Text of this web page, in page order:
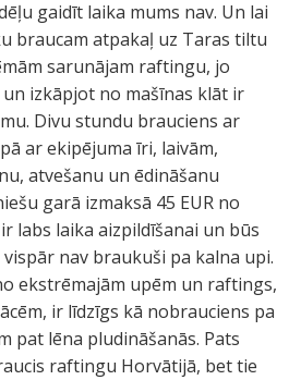
gaidīt laika mums nav. Un lai
braucam atpakaļ uz Taras tiltu
sarunājam raftingu, jo
izkāpjot no mašīnas klāt ir
Divu stundu brauciens ar
ar ekipējuma īri, laivām,
atvešanu un ēdināšanu
garā izmaksā 45 EUR no
labs laika aizpildīšanai un būs
nav braukuši pa kalna upi.
ekstrēmajām upēm un raftings,
ir līdzīgs kā nobrauciens pa
pat lēna pludināšanās. Pats
raftingu Horvātijā, bet tie